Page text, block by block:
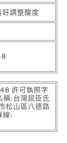
好調整酸度
許可執照字
稱:台灣屈臣氏
松山區八德路
線: